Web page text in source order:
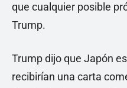
que cualquier posible
Trump.
Trump dijo que Japón
recibirían una carta